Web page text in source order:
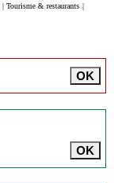
Tourisme & restaurants